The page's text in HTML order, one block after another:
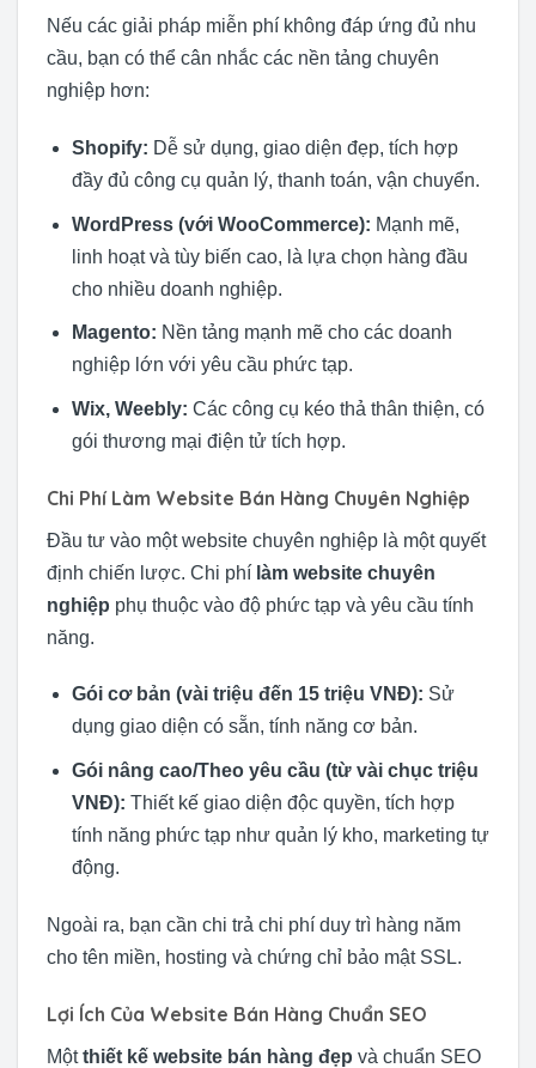
Nếu các giải pháp miễn phí không đáp ứng đủ nhu
cầu, bạn có thể cân nhắc các nền tảng chuyên
nghiệp hơn:
Shopify: Dễ sử dụng, giao diện đẹp, tích hợp
đầy đủ công cụ quản lý, thanh toán, vận chuyển.
WordPress (với WooCommerce): Mạnh mẽ,
linh hoạt và tùy biến cao, là lựa chọn hàng đầu
cho nhiều doanh nghiệp.
Magento: Nền tảng mạnh mẽ cho các doanh
nghiệp lớn với yêu cầu phức tạp.
Wix, Weebly: Các công cụ kéo thả thân thiện, có
gói thương mại điện tử tích hợp.
Chi Phí Làm Website Bán Hàng Chuyên Nghiệp
Đầu tư vào một website chuyên nghiệp là một quyết
định chiến lược. Chi phí làm website chuyên
nghiệp phụ thuộc vào độ phức tạp và yêu cầu tính
năng.
Gói cơ bản (vài triệu đến 15 triệu VNĐ): Sử
dụng giao diện có sẵn, tính năng cơ bản.
Gói nâng cao/Theo yêu cầu (từ vài chục triệu
VNĐ): Thiết kế giao diện độc quyền, tích hợp
tính năng phức tạp như quản lý kho, marketing tự
động.
Ngoài ra, bạn cần chi trả chi phí duy trì hàng năm
cho tên miền, hosting và chứng chỉ bảo mật SSL.
Lợi Ích Của Website Bán Hàng Chuẩn SEO
Mộtthiết kế website bán hàng đẹp và chuẩn SEO